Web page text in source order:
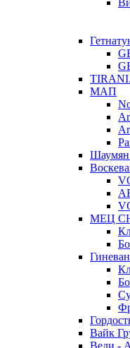
МАП
МЕЦ
Вайк
Веди -